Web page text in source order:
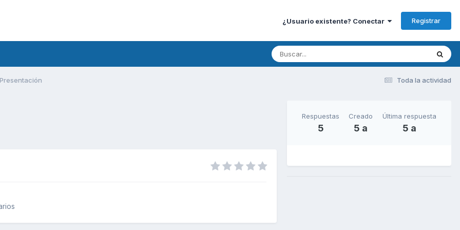
¿Usuario existente? Conectar Registrar
Toda la actividad
Presentación
Respuestas
5
Creado
5 a
Última respuesta
5 a